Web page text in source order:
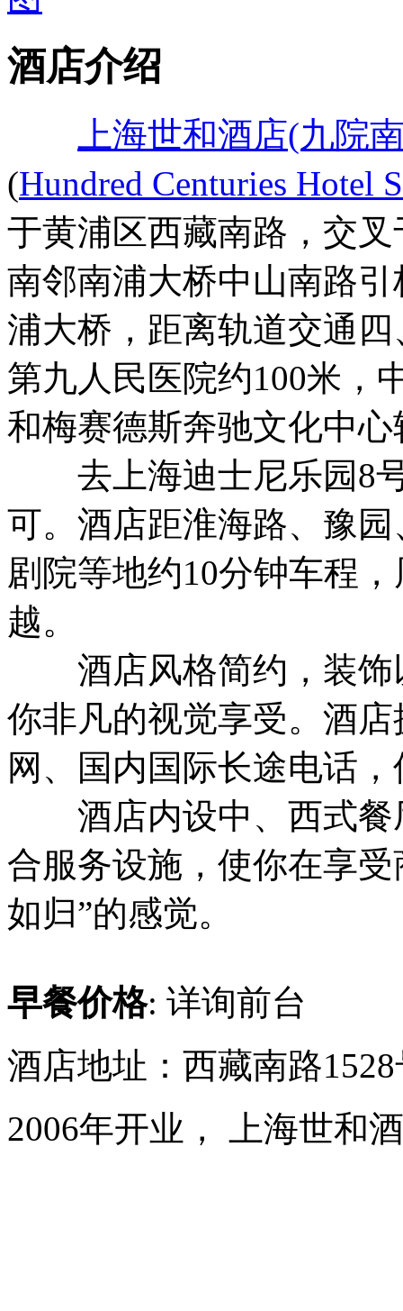
酒店介绍
上海世和酒店(九院
(Hundred Centuries Hotel
于黄浦区西藏南路，交
南邻南浦大桥中山南路
浦大桥，距离轨道交通
第九人民医院约100米，
和梅赛德斯奔驰文化中
去上海迪士尼乐园8号
可。酒店距淮海路、豫
剧院等地约10分钟车程
越。
酒店风格简约，装饰
你非凡的视觉享受。酒
网、国内国际长途电话
酒店内设中、西式餐
合服务设施，使你在享
如归”的感觉。
早餐价格: 详询前台
酒店地址：西藏南路
2006年开业， 上海世